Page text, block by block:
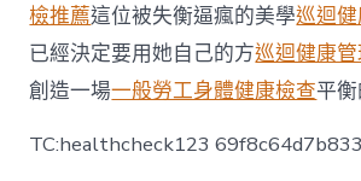
檢推薦這位被失衡逼瘋的美學巡迴
已經決定要用她自己的方巡迴健康
創造一場一般勞工身體健康檢查平
TC:healthcheck123